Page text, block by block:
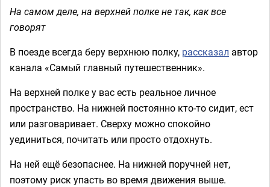
На самом деле, на верхней полке не так, как все
говорят
В поезде всегда беру верхнюю полку, рассказал автор
канала «Самый главный путешественник».
На верхней полке у вас есть реальное личное
пространство. На нижней постоянно кто-то сидит, ест
или разговаривает. Сверху можно спокойно
уединиться, почитать или просто отдохнуть.
На ней ещё безопаснее. На нижней поручней нет,
поэтому риск упасть во время движения выше.